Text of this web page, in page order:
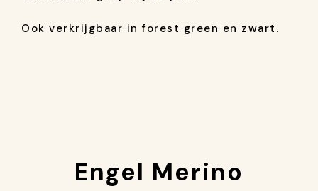
Ook verkrijgbaar in forest green en zwart.
Engel Merino